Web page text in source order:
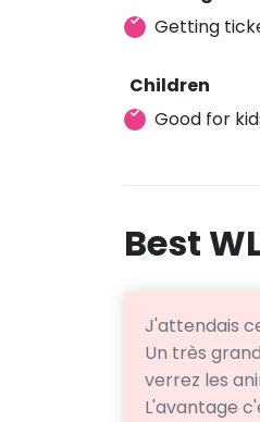
Getting
Children
Good for
Best
J'attendais
Un très
verrez les
L'avantage